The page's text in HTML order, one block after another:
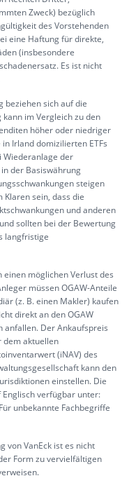
Zweck) bezüglich
des Vorstehenden
eine Haftung für direkte,
(insbesondere
Es ist nicht
beziehen sich auf die
im Vergleich zu den
höher oder niedriger
Irland domizilierten ETFs
Wiederanlage der
der Basiswährung
steigen
sein, dass die
und anderen
sollten bei der Bewertung
langfristige
einen möglichen Verlust des
müssen OGAW-Anteile
(z. B. einen Makler) kaufen
direkt an den OGAW
anfallen. Der Ankaufspreis
dem aktuellen
(iNAV) des
kann den
einstellen. Die
verfügbar unter:
unbekannte Fachbegriffe
von VanEck ist es nicht
Form zu vervielfältigen